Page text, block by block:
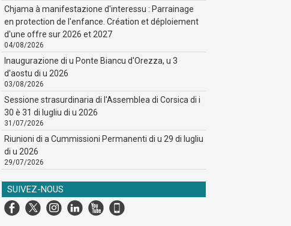
Chjama à manifestazione d'interessu : Parrainage
en protection de l'enfance. Création et déploiement
d'une offre sur 2026 et 2027
04/08/2026
Inaugurazione di u Ponte Biancu d'Orezza, u 3
d'aostu di u 2026
03/08/2026
Sessione strasurdinaria di l'Assemblea di Corsica di i
30 è 31 di lugliu di u 2026
31/07/2026
Riunioni di a Cummissioni Permanenti di u 29 di lugliu
di u 2026
29/07/2026
SUIVEZ-NOUS